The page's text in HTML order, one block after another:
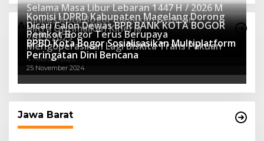
Advertorial
Selama Masa Libur Lebaran 1447 H / 2026 M
Dinkes Kota Bogor Siagakan Layanan
Kesehatan
16 Maret 2026
Komisi I DPRD Kabupaten Magelang Dorong
Mitra Optimalkan Kinerja
27 Mei 2025
Dicari Calon Dewas BPR BANK KOTA BOGOR
2025-2029
15 April 2025
Pemkot Bogor Terus Berupaya
Mengoperasikan Lagi Biskita Trans Pakuan
4 Februari 2025
BPBD Kota Bogor Sosialisasikan Multiplatform
Peringatan Dini Bencana
25 November 2024
Jawa Barat